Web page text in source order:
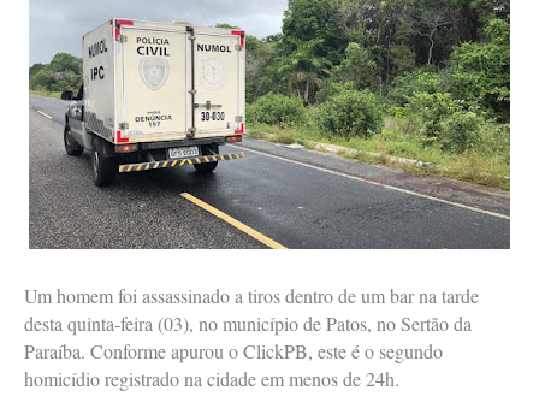
Um homem foi assassinado a tiros dentro de um bar na tarde
desta quinta-feira (03), no município de Patos, no Sertão da
Paraíba. Conforme apurou o ClickPB, este é o segundo
homicídio registrado na cidade em menos de 24h.